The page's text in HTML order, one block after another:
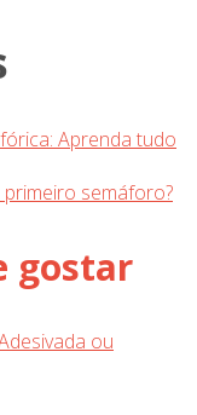
Aprenda tudo
semáforo?
gostar